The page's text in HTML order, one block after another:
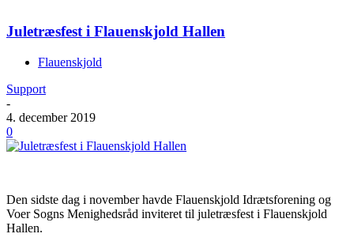
Juletræsfest i Flauenskjold Hallen
Flauenskjold
Support
-
4. december 2019
0
Den sidste dag i november havde Flauenskjold Idrætsforening og
Voer Sogns Menighedsråd inviteret til juletræsfest i Flauenskjold
Hallen.